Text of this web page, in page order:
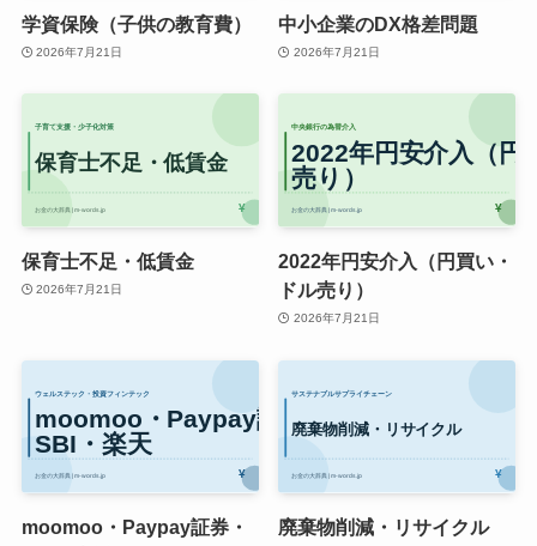
学資保険（子供の教育費）
2026年7月21日
中小企業のDX格差問題
2026年7月21日
保育士不足・低賃金
2026年7月21日
2022年円安介入（円買い・
ドル売り）
2026年7月21日
moomoo・Paypay証券・
廃棄物削減・リサイクル